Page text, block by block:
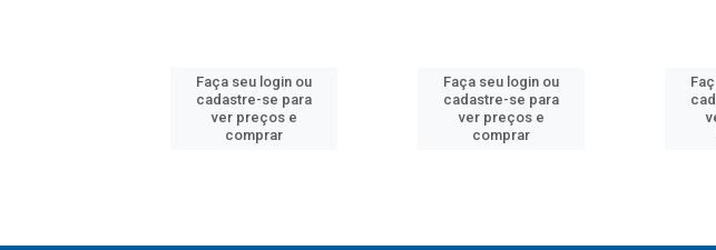
Faça seu login ou
cadastre-se para
ver preços e
comprar
Faça seu login ou
cadastre-se para
ver preços e
comprar